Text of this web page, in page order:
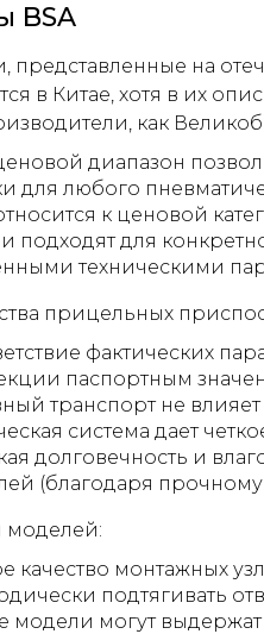
BSA
представленные на
в Китае, хотя в их
как
диапазон
для любого
к ценовой
подходят для
техническими
прицельных
фактических
паспортным
транспорт не
система дает
долговечность и
(благодаря
моделей:
качество монтажных
подтягивать
модели могут